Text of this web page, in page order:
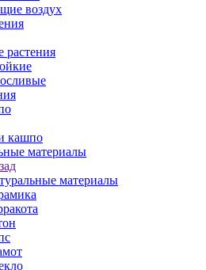
воздух
кашпо
материалы
материалы